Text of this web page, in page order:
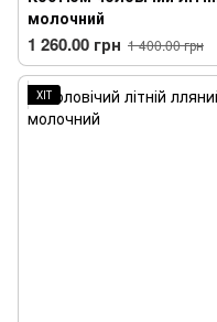
молочний
1 260.00 грн 1 400.00 грн
ХІТ